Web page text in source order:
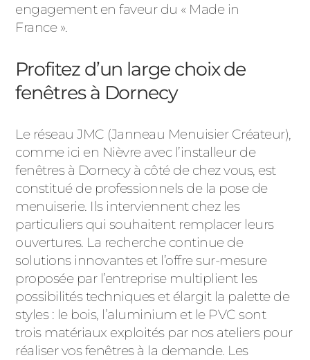
engagement en faveur du « Made in
France ».
Profitez d’un large choix de
fenêtres à Dornecy
Le réseau JMC (Janneau Menuisier Créateur),
comme ici en Nièvre avec l’installeur de
fenêtres à Dornecy à côté de chez vous, est
constitué de professionnels de la pose de
menuiserie. Ils interviennent chez les
particuliers qui souhaitent remplacer leurs
ouvertures. La recherche continue de
solutions innovantes et l’offre sur-mesure
proposée par l’entreprise multiplient les
possibilités techniques et élargit la palette de
styles : le bois, l’aluminium et le PVC sont
trois matériaux exploités par nos ateliers pour
réaliser vos fenêtres à la demande. Les